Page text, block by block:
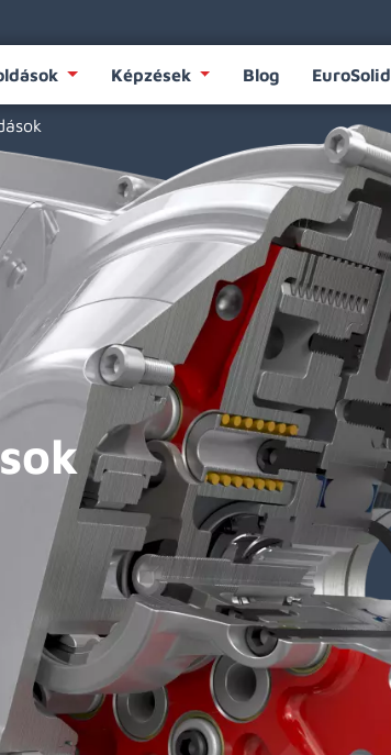
Képzések Blog EuroSolid